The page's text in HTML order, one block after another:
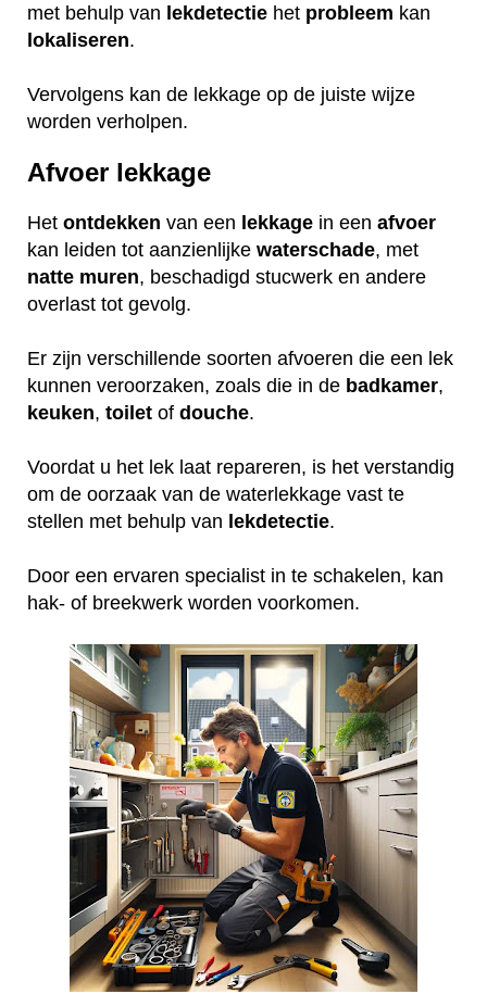
met behulp van lekdetectie het probleem kan
lokaliseren.
Vervolgens kan de lekkage op de juiste wijze
worden verholpen.
Afvoer lekkage
Het ontdekken van een lekkage in een afvoer
kan leiden tot aanzienlijke waterschade, met
natte muren, beschadigd stucwerk en andere
overlast tot gevolg.
Er zijn verschillende soorten afvoeren die een lek
kunnen veroorzaken, zoals die in de badkamer,
keuken, toilet of douche.
Voordat u het lek laat repareren, is het verstandig
om de oorzaak van de waterlekkage vast te
stellen met behulp van lekdetectie.
Door een ervaren specialist in te schakelen, kan
hak- of breekwerk worden voorkomen.